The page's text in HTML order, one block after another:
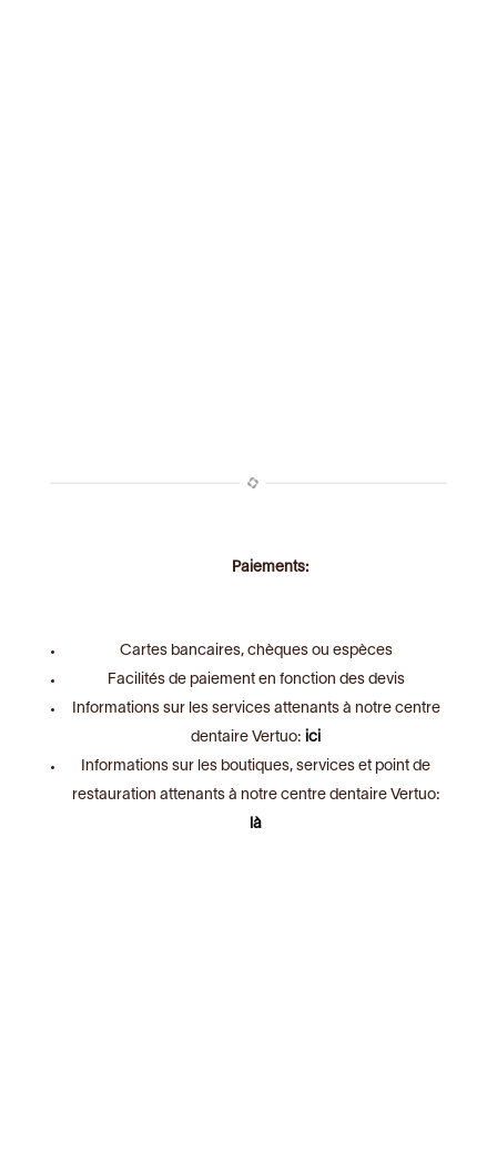
Paiements:
Cartes bancaires, chèques ou espèces
Facilités de paiement en fonction des devis
Informations sur les services attenants à notre centre
dentaire Vertuo: ici
Informations sur les boutiques, services et point de
restauration attenants à notre centre dentaire Vertuo:
là